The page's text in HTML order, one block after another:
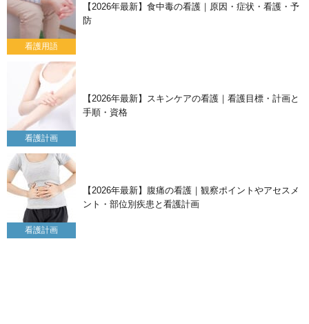
看護用語
【2026年最新】食中毒の看護｜原因・症状・看護・予
防
看護計画
【2026年最新】スキンケアの看護｜看護目標・計画と
手順・資格
看護計画
【2026年最新】腹痛の看護｜観察ポイントやアセスメ
ント・部位別疾患と看護計画